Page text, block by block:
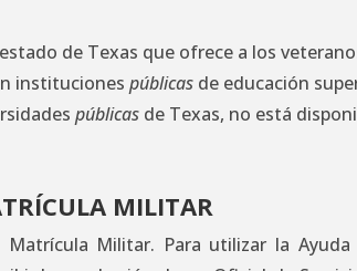
de Texas que ofrece a los
institucionespúblicas de educación
públicas de Texas, no está
MILITAR
Matrícula Militar. Para utilizar la